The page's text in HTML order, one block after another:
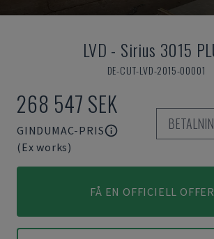
LVD - Sirius 3015
DE-CUT-LVD-2015-00001
268 547 SEK
GINDUMAC-PRIS
(Ex works)
FÅ EN OFFICIELL